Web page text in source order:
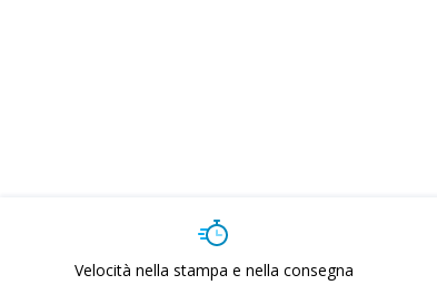
Velocità nella stampa e nella consegna